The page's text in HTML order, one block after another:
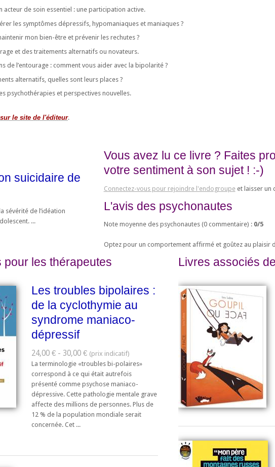
acteur de soin essentiel : une participation active.
les symptômes dépressifs, hypomaniaques et maniaques ?
mon bien-être et prévenir les rechutes ?
et des traitements alternatifs ou novateurs.
de l’entourage : comment vous aider avec la bipolarité ?
alternatifs, quelles sont leurs places ?
psychothérapies et perspectives nouvelles.
le site de l'éditeur.
suicidaire de
sévérité de l’idéation
...
Vous avez lu ce livre ? Faites
votre sentiment à son sujet ! :-)
Connectez-vous pour rejoindre l'endogroupeet laisser un
L'avis des psychonautes
Note moyenne des psychonautes (0commentaire) : 0/5
Optez pour un comportement affirmé et goûtez au plaisir
les thérapeutes
Les troubles bipolaires :
de la cyclothymie au
syndrome maniaco-
dépressif
24,00 € - 30,00 €
La terminologie «troubles bi-polaires»
correspond à ce qui était autrefois
présenté comme psychose maniaco-
dépressive. Cette pathologie mentale grave
affecte des millions de personnes. Plus de
12 % de la population mondiale serait
concernée. Cet ...
Livres associés